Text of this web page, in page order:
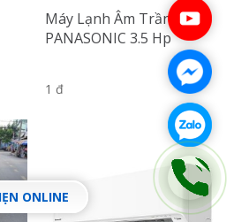
Máy Lạnh Âm Trần
PANASONIC 3.5 Hp
1 đ
ONLINE